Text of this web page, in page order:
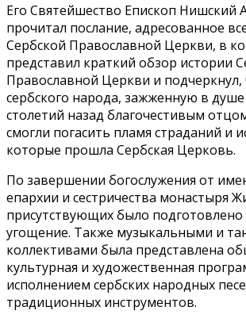
Его Святейшество Епископ Нишский
прочитал послание, адресованное
Сербской Православной Церкви, в
представил краткий обзор истории
Православной Церкви и подчеркнул,
сербского народа, зажженную в
столетий назад благочестивым
смогли погасить пламя страданий и
которые прошла Сербская Церковь.
По завершении богослужения от
епархии и сестричества монастыря
присутствующих было
угощение. Также музыкальными и
коллективами была представлена
культурная и художественная
исполнением сербских народных
традиционных инструментов.